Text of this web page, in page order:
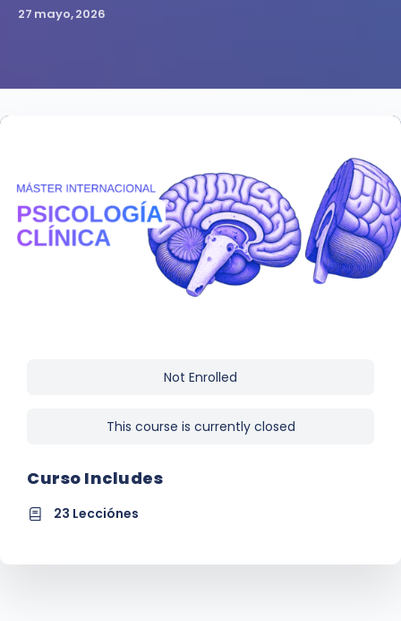
27 mayo, 2026
Not Enrolled
This course is currently closed
Curso Includes
23 Lecciónes